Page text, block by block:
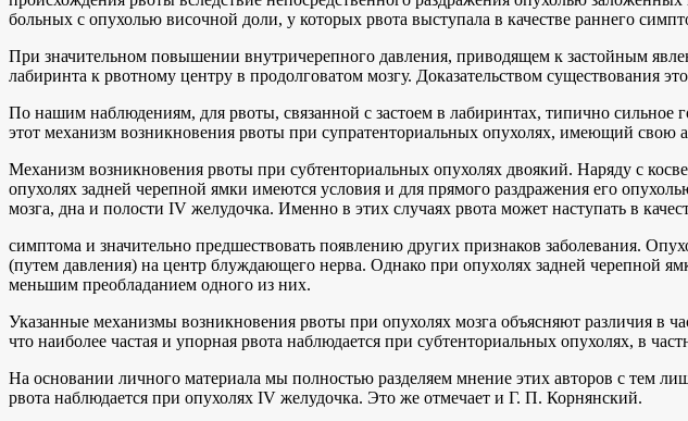
больных с опухолью височной доли, у которых рвота выступала в качестве раннего
При значительном повышении внутричерепного давления, приводящем к застойным
лабиринта к рвотному центру в продолговатом мозгу. Доказательством существования
По нашим наблюдениям, для рвоты, связанной с застоем в лабиринтах, типично
этот механизм возникновения рвоты при супратенториальных опухолях, имеющий свою
Механизм возникновения рвоты при субтенториальных опухолях двоякий. Наряду с
опухолях задней черепной ямки имеются условия и для прямого раздражения его
мозга, дна и полости IV желудочка. Именно в этих случаях рвота может наступать в
симптома и значительно предшествовать появлению других признаков заболевания.
(путем давления) на центр блуждающего нерва. Однако при опухолях задней черепной
меньшим преобладанием одного из них.
Указанные механизмы возникновения рвоты при опухолях мозга объясняют различия в
что наиболее частая и упорная рвота наблюдается при субтенториальных опухолях, в
На основании личного материала мы полностью разделяем мнение этих авторов с тем
рвота наблюдается при опухолях IV желудочка. Это же отмечает и Г. П. Корнянский.